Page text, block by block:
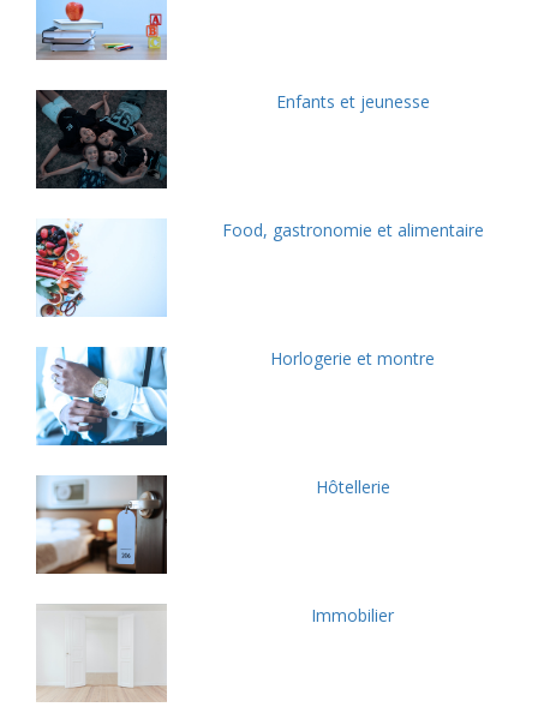
Enfants et jeunesse
Food, gastronomie et alimentaire
Horlogerie et montre
Hôtellerie
Immobilier